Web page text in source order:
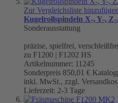
Zur Vergleichsliste hinzufügen
Kugelrollspindeln X-, Y-, Z-
Sonderausstattung
präzise, spielfrei,
zu F1200 | F1202 HS
Artikelnummer: 11245
Sonderpreis 850,01 €
inkl. MwSt., zzgl.
Lieferzeit: 2-3 Tage